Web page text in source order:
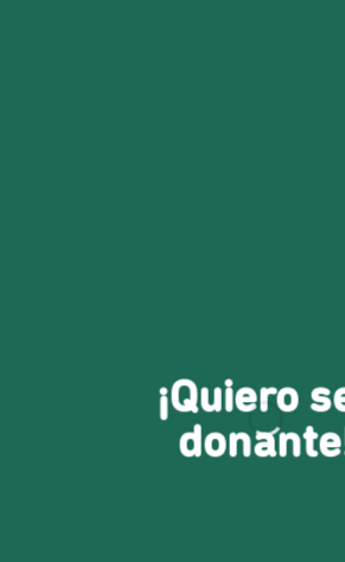
¡Quiero